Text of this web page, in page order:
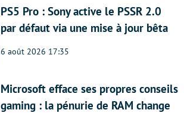
PS5 Pro : Sony active le PSSR 2.0
par défaut via une mise à jour bêta
6 août 2026 17:35
Microsoft efface ses propres conseils
gaming : la pénurie de RAM change